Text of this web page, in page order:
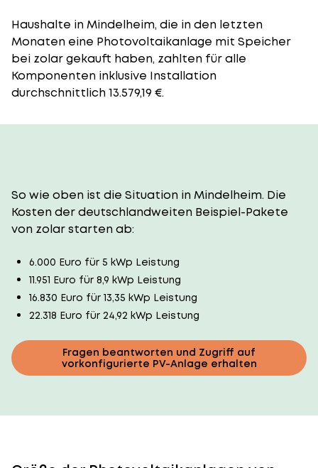
Haushalte in Mindelheim, die in den letzten
Monaten eine Photovoltaikanlage mit Speicher
bei zolar gekauft haben, zahlten für alle
Komponenten inklusive Installation
durchschnittlich 13.579,19 €.
So wie oben ist die Situation in Mindelheim. Die
Kosten der deutschlandweiten Beispiel-Pakete
von zolar starten ab:
6.000 Euro für 5 kWp Leistung
11.951 Euro für 8,9 kWp Leistung
16.830 Euro für 13,35 kWp Leistung
22.318 Euro für 24,92 kWp Leistung
Fragen beantworten und Zugriff auf
vorkonfigurierte PV-Anlage erhalten